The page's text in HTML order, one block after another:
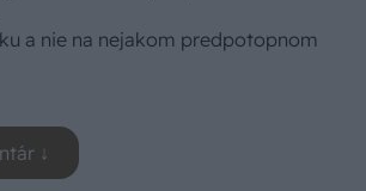
a nie na nejakom predpotopnom